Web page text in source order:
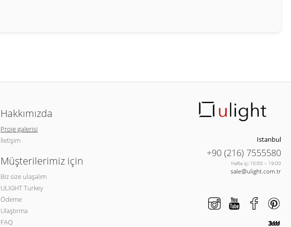
Hakkımızda
Proje galerisi
İletişim
Müşterilerimiz için
Biz size ulaşalım
ULIGHT Turkey
Ödeme
Ulaştırma
FAQ
Istanbul
+90 (216) 7555580
Hafta içi 10:00 – 19:00
sale@ulight.com.tr